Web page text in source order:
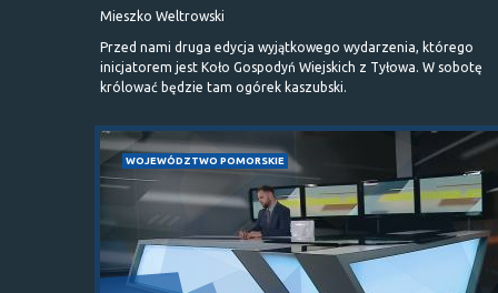
Mieszko Weltrowski
Przed nami druga edycja wyjątkowego wydarzenia, którego
inicjatorem jest Koło Gospodyń Wiejskich z Tyłowa. W sobotę
królować będzie tam ogórek kaszubski.
WOJEWÓDZTWO POMORSKIE